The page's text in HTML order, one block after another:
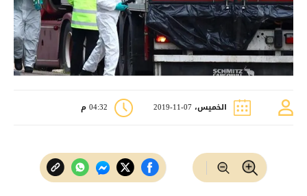
الخميس، 07-11-2019 04:32 م